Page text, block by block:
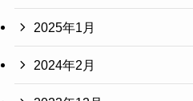
2025年1月
2024年2月